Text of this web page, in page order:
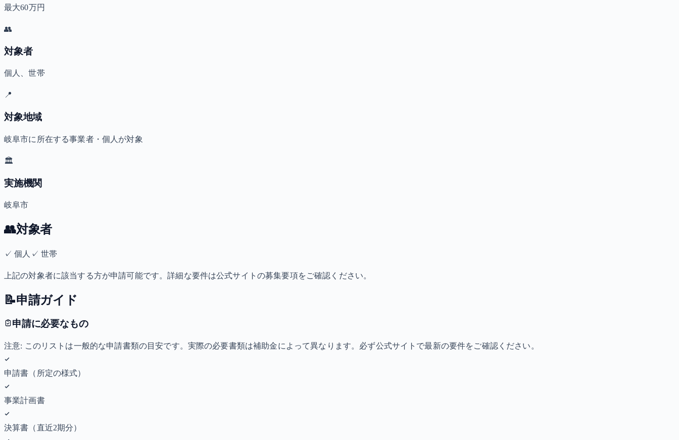
最大60万円
👥
対象者
個人、世帯
📍
対象地域
岐阜市に所在する事業者・個人が対象
🏛️
実施機関
岐阜市
👥対象者
✓個人 ✓ 世帯
上記の対象者に該当する方が申請可能です。詳細な要件は公式サイトの募集要項をご確認ください。
📝申請ガイド
申請に必要なもの
注意: このリストは一般的な申請書類の目安です。実際の必要書類は補助金によって異なります。必ず公式サイトで最新の要件をご確認ください。
申請書（所定の様式）
事業計画書
決算書（直近2期分）